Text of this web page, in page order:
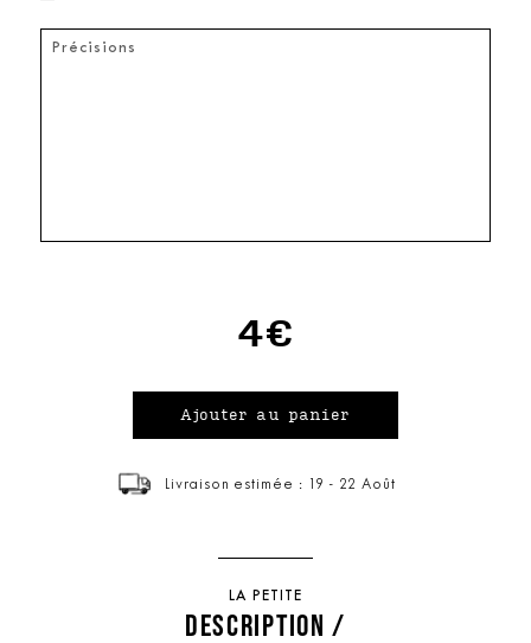
4€
Livraison estimée : 19 - 22 Août
LA PETITE
DESCRIPTION /